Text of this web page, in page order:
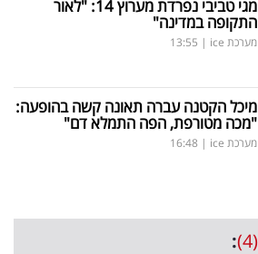
מגי טביבי נפרדת מערוץ 14: "לאור
התקופה במדינה"
מערכת ice |
13:55
מיכל הקטנה עברה תאונה קשה בהופעה:
"מכה מטורפת, הפה התמלא דם"
מערכת ice |
16:48
(4)
: